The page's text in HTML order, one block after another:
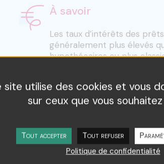
À savoir
Les taux d’intérêts des
généralement plus élevés
hypothécaires ou plus
le remboursement du
de la durée du prêt, et
mensuel.
Un courtier peut vous
site utilise des cookies et vous
sur ceux que vous
Tout accepter Tout refuser
Politique de confidentialité